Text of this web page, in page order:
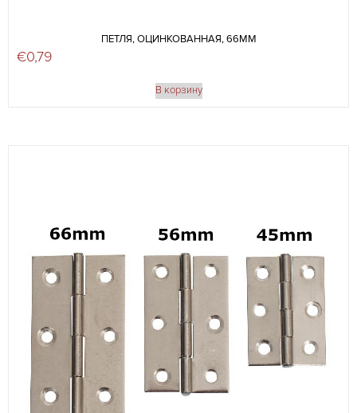
ПЕТЛЯ, ОЦИНКОВАННАЯ, 66ММ
€0,79
В корзину